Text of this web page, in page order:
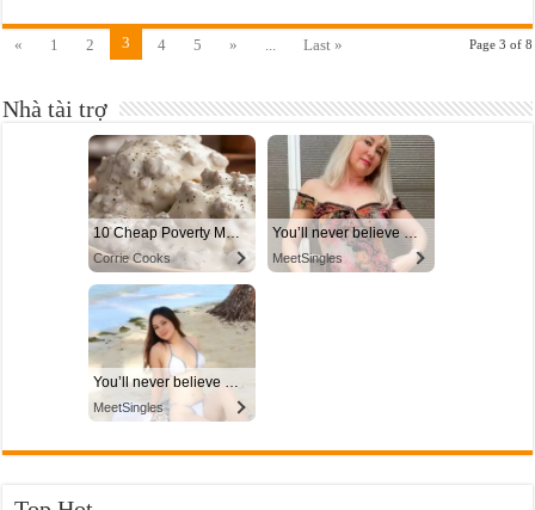
Page 3 of 8
« 1 2 3 4 5 » Last »
Nhà tài trợ